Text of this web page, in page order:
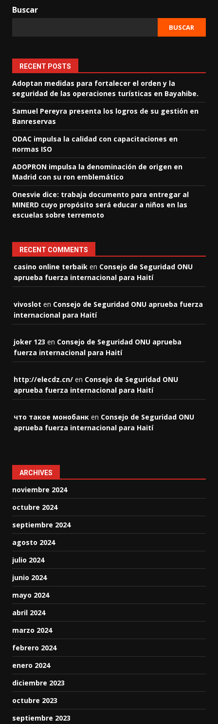
Buscar
BUSCAR
RECENT POSTS
Adoptan medidas para fortalecer el orden y la
seguridad de las operaciones turísticas en Bayahibe.
Samuel Pereyra presenta los logros de su gestión en
Banreservas
ODAC impulsa la calidad con capacitaciones en
normas ISO
ADOPRON impulsa la denominación de origen en
Madrid con su ron emblemático
Onesvie dice: trabaja documento para entregar al
MINERD cuyo propósito será educar a niños en las
escuelas sobre terremoto
RECENT COMMENTS
casino online terbaik en Consejo de Seguridad ONU
aprueba fuerza internacional para Haití
vivoslot en Consejo de Seguridad ONU aprueba fuerza
internacional para Haití
joker 123 en Consejo de Seguridad ONU aprueba
fuerza internacional para Haití
http://elecdz.cn/ en Consejo de Seguridad ONU
aprueba fuerza internacional para Haití
что такое монобанк en Consejo de Seguridad ONU
aprueba fuerza internacional para Haití
ARCHIVES
noviembre 2024
octubre 2024
septiembre 2024
agosto 2024
julio 2024
junio 2024
mayo 2024
abril 2024
marzo 2024
febrero 2024
enero 2024
diciembre 2023
octubre 2023
septiembre 2023